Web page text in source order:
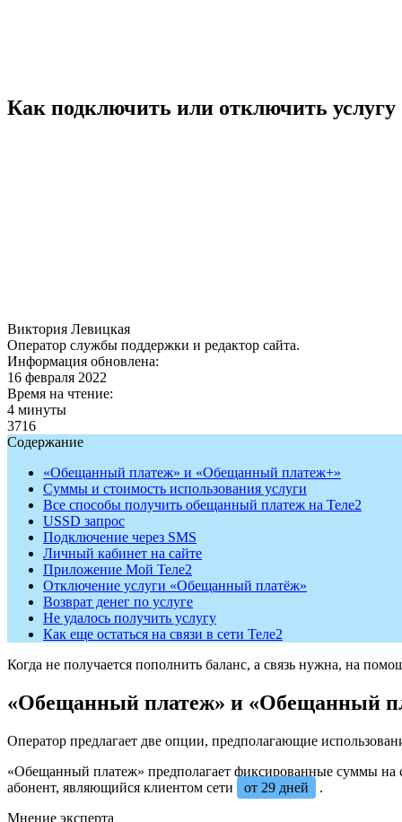
Как подключить или отключить
Виктория Левицкая
Оператор службы поддержки и редактор сайта.
Информация обновлена:
16 февраля 2022
Время на чтение:
4 минуты
3716
Содержание
«Обещанный платеж» и «Обещанный платеж+»
Суммы и стоимость использования услуги
Все способы получить обещанный платеж на Теле2
USSD запрос
Подключение через SMS
Личный кабинет на сайте
Приложение Мой Теле2
Отключение услуги «Обещанный платёж»
Возврат денег по услуге
Не удалось получить услугу
Как еще остаться на связи в сети Теле2
Когда не получается пополнить баланс, а связь нужна, на
«Обещанный платеж» и «Обещанный
Оператор предлагает две опции, предполагающие
«Обещанный платеж» предполагает фиксированные суммы на
абонент, являющийся клиентом сети
от 29 дней
.
Мнение эксперта